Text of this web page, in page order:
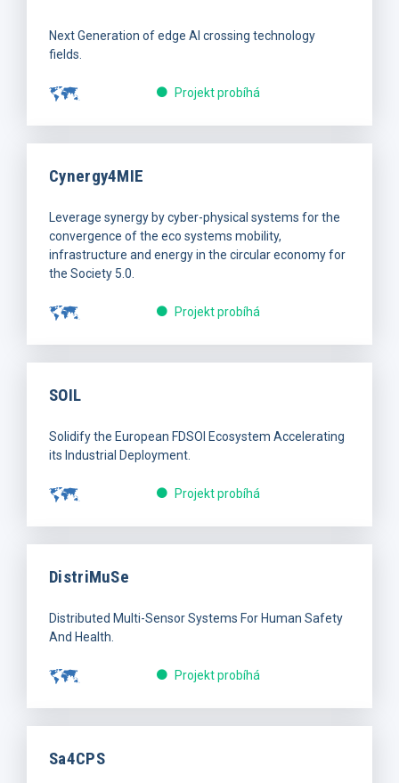
Next Generation of edge AI crossing technology
fields.
Projekt probíhá
Cynergy4MIE
Leverage synergy by cyber-physical systems for the
convergence of the eco systems mobility,
infrastructure and energy in the circular economy for
the Society 5.0.
Projekt probíhá
SOIL
Solidify the European FDSOI Ecosystem Accelerating
its Industrial Deployment.
Projekt probíhá
DistriMuSe
Distributed Multi-Sensor Systems For Human Safety
And Health.
Projekt probíhá
Sa4CPS